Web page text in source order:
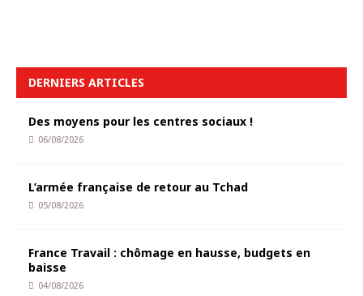
DERNIERS ARTICLES
Des moyens pour les centres sociaux !
06/08/2026
L’armée française de retour au Tchad
05/08/2026
France Travail : chômage en hausse, budgets en
baisse
04/08/2026